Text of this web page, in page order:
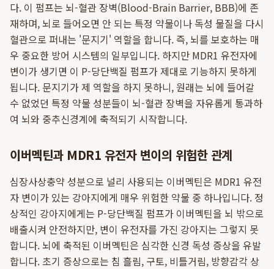
다. 이 펌프는 뇌-혈관 장벽(Blood-Brain Barrier, BBB)에 존
재하며, 뇌로 들어오면 안 되는 특정 약물이나 독성 물질을 다시
혈관으로 퍼내는 '문지기' 역할을 합니다. 즉, 뇌를 보호하는 매
우 중요한 방어 시스템의 일부입니다. 하지만 MDR1 유전자에
변이가 생기면 이 P-당단백질 펌프가 제대로 기능하지 못하게
됩니다. 문지기가 제 역할을 하지 못하니, 원래는 뇌에 들어갈
수 없었던 특정 약물 성분들이 뇌-혈관 장벽을 자유롭게 통과하
여 뇌와 중추신경계에 축적되기 시작합니다.
이버멕틴과 MDR1 유전자 변이의 위험한 관계
심장사상충약 성분으로 널리 사용되는 이버멕틴은 MDR1 유전
자 변이가 있는 강아지에게 매우 위험한 약물 중 하나입니다. 정
상적인 강아지에게는 P-당단백질 펌프가 이버멕틴을 뇌 밖으로
배출시켜 안전하지만, 변이 유전자를 가진 강아지는 그렇지 못
합니다. 뇌에 축적된 이버멕틴은 심각한 신경 독성 증상을 유발
합니다. 초기 증상으로는 침 흘림, 구토, 비틀거림, 방향감각 상